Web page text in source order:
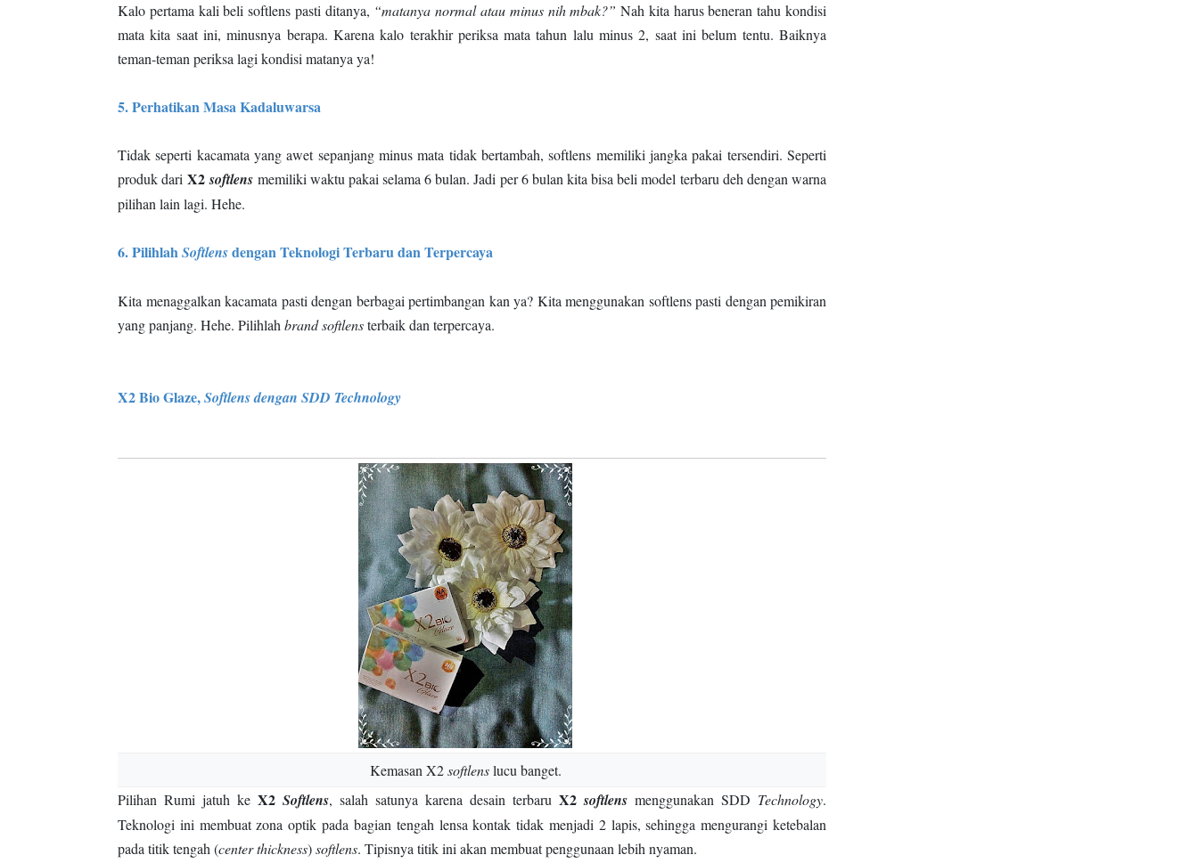
Kalo pertama kali beli softlens pasti ditanya, “matanya normal atau minus nih mbak?” Nah kita harus beneran tahu kondisi
mata kita saat ini, minusnya berapa. Karena kalo terakhir periksa mata tahun lalu minus 2, saat ini belum tentu. Baiknya
teman-teman periksa lagi kondisi matanya ya!
5. Perhatikan Masa Kadaluwarsa
Tidak seperti kacamata yang awet sepanjang minus mata tidak bertambah, softlens memiliki jangka pakai tersendiri. Seperti
produk dariX2softlens memiliki waktu pakai selama 6 bulan. Jadi per 6 bulan kita bisa beli model terbaru deh dengan warna
pilihan lain lagi. Hehe.
6. PilihlahSoftlensdengan Teknologi Terbaru dan Terpercaya
Kita menaggalkan kacamata pasti dengan berbagai pertimbangan kan ya? Kita menggunakan softlens pasti dengan pemikiran
yang panjang. Hehe. Pilihlah brandsoftlensterbaik dan terpercaya.
X2 Bio Glaze,Softlens dengan SDD Technology
Kemasan X2softlenslucu banget.
Pilihan Rumi jatuh ke X2 Softlens, salah satunya karena desain terbaru X2softlens menggunakan SDD Technology.
Teknologi ini membuat zona optik pada bagian tengah lensa kontak tidak menjadi 2 lapis, sehingga mengurangi ketebalan
pada titik tengah (center thickness)softlens. Tipisnya titik ini akan membuat penggunaan lebih nyaman.